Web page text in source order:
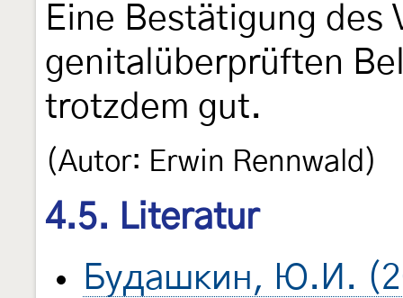
Eine Bestätigung des
genitalüberprüften
trotzdem gut.
(Autor: Erwin Rennwald)
4.5. Literatur
Будашкин, Ю.И.